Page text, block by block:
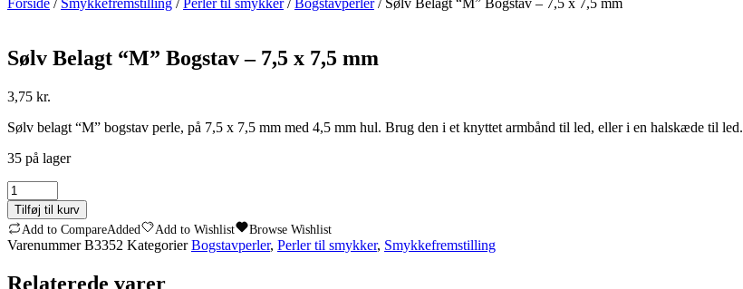
Forside / Smykkefremstilling /Perler til smykker/Bogstavperler/ Sølv Belagt “M” Bogstav – 7,5 x 7,5 mm
Sølv Belagt “M” Bogstav – 7,5 x 7,5 mm
3,75 kr.
Sølv belagt “M” bogstav perle, på 7,5 x 7,5 mm med 4,5 mm hul. Brug den i et knyttet armbånd til led, eller i en halskæde til led.
35 på lager
Sølv
Belagt
"M"
Bogstav
x
Tilføj til kurv
Add to CompareAdded Add to Wishlist Browse Wishlist
VarenummerB3352 Kategorier Bogstavperler, Perler til smykker, Smykkefremstilling
Relaterede varer